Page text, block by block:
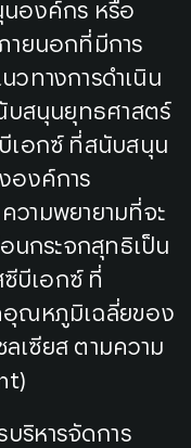
องค์กร หรือ
ายนอกที่มีการ
วทางการดำเนิน
บสนุนยุทธศาสตร์
เอกซ์ ที่สนับสนุน
องค์การ
ความพยายามที่จะ
อนกระจกสุทธิเป็น
บีเอกซ์ ที่
อุณหภูมิเฉลี่ยของ
ลเซียส ตามความ
บริหารจัดการ